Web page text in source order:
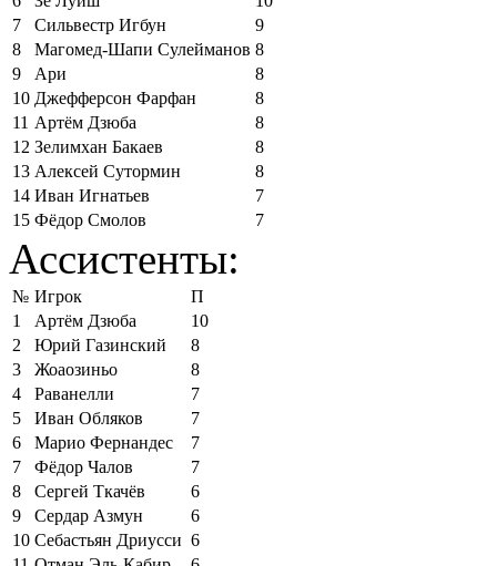
7
Сильвестр Игбун
9
8
Магомед-Шапи Сулейманов 8
9
Ари
8
10 Джефферсон Фарфан
8
11 Артём Дзюба
8
12 Зелимхан Бакаев
8
13 Алексей Сутормин
8
14 Иван Игнатьев
7
15 Фёдор Смолов 7
Ассистенты:
№ Игрок
П
1
Артём Дзюба
10
2
Юрий Газинский
8
3
Жоаозиньо
8
4
Раванелли
7
5
Иван Обляков
7
6
Марио Фернандес
7
7
Фёдор Чалов
7
8
Сергей Ткачёв
6
9
Сердар Азмун
6
10 Себастьян Дриусси 6